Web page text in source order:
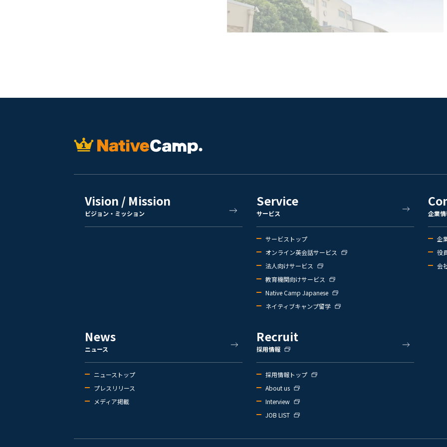
Vision / Mission
ビジョン・ミッション
Service
サービス
サービストップ
オンライン英会話サービス
法人向けサービス
教育機関向けサービス
Native Camp Japanese
ネイティブキャンプ留学
企業
企
役
会
News
ニュース
ニューストップ
プレスリリース
メディア掲載
Recruit
採用情報
採用情報トップ
About us
Interview
JOB LIST